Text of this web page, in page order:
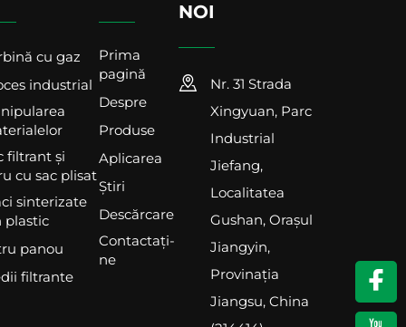
cu gaz
industrial
filtrant și
cu sac plisat
sinterizate
plastic
panou
filtrante
Prima
pagină
Despre
Produse
Aplicarea
Știri
Descărcare
Contactați-
ne
NOI
Nr. 31 Strada
Xingyuan, Parc
Industrial
Jiefang,
Localitatea
Gushan, Orașul
Jiangyin,
Provinația
Jiangsu, China